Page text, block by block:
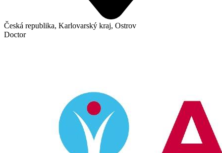
Česká republika, Karlovarský kraj, Ostrov
Doctor